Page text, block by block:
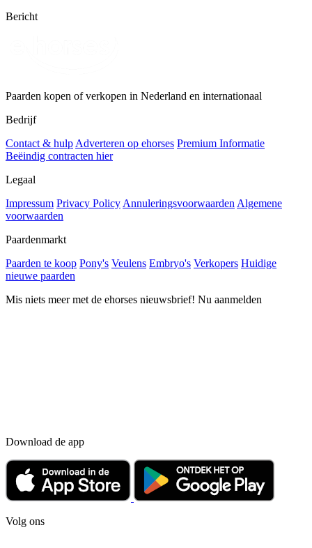
Bericht
Paarden kopen of verkopen in Nederland en internationaal
Bedrijf
Contact & hulp Adverteren op ehorses Premium Informatie
Beëindig contracten hier
Legaal
Impressum Privacy Policy Annuleringsvoorwaarden Algemene
voorwaarden
Paardenmarkt
Paarden te koop Pony's Veulens Embryo's Verkopers Huidige
nieuwe paarden
Mis niets meer met de ehorses nieuwsbrief! Nu aanmelden
Download de app
Volg ons